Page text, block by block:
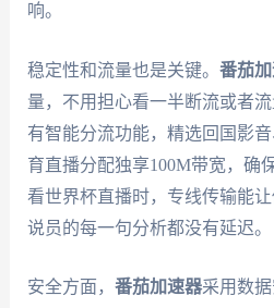
响。
稳定性和流量也是关键。 番茄
量，不用担心看一半断流或者
有智能分流功能，精选回国影
育直播分配独享100M带宽，确
看世界杯直播时，专线传输能
说员的每一句分析都没有延迟。
安全方面， 番茄加速器采用数据